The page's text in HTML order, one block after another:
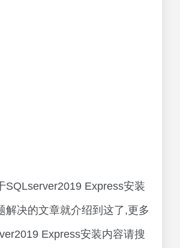
SQLserver2019 Express安装
解决的文章就介绍到这了,更多
Express安装内容请搜